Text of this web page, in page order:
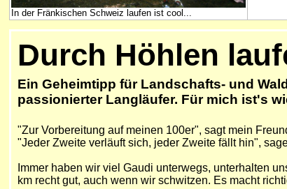
In der Fränkischen Schweiz laufen ist cool...
Durch Höhlen
Ein Geheimtipp für Landschafts- und
passionierter Langläufer. Für mich ist's
"Zur Vorbereitung auf meinen 100er", sagt mein
"Jeder Zweite verläuft sich, jeder Zweite fällt hin",
Immer haben wir viel Gaudi unterwegs, unterhalten
km recht gut, auch wenn wir schwitzen. Es macht